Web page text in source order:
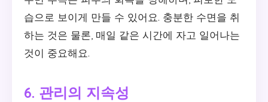
습으로 보이게 만들 수 있어요. 충분한 수면을 취
하는 것은 물론, 매일 같은 시간에 자고 일어나는
것이 중요해요.
6. 관리의 지속성